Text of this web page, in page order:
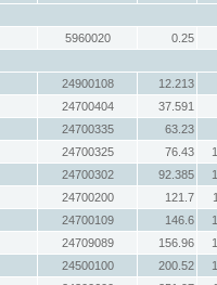
5960020
0.25
24900108
12.213
24700404
37.591
24700335
63.23
24700325 76.43
24700302 92.385
24700200 121.7
24700109 146.6
24709089 156.96
24500100 200.52